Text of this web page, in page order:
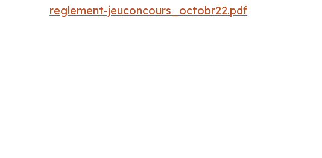
reglement-jeuconcours_octobr22.pdf